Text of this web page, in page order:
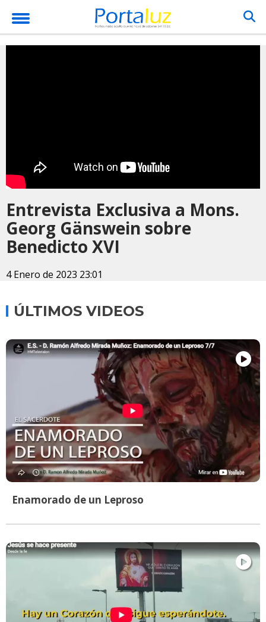
Entrevista Exclusiva a Mons.
Georg Gänswein sobre
Benedicto XVI
4 Enero de 2023 23:01
ÚLTIMOS VIDEOS
Enamorado de un Leproso